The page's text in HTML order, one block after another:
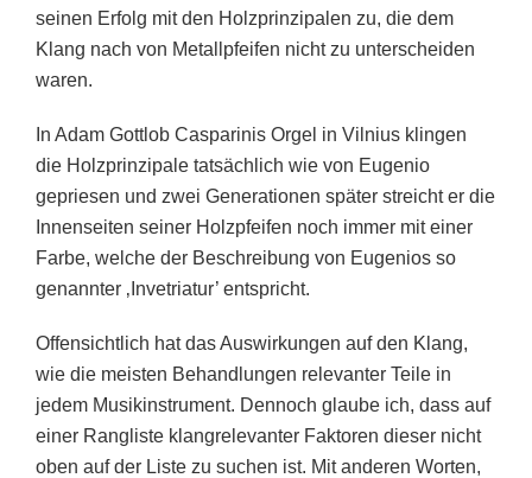
seinen Erfolg mit den Holzprinzipalen zu, die dem
Klang nach von Metallpfeifen nicht zu unterscheiden
waren.
In Adam Gottlob Casparinis Orgel in Vilnius klingen
die Holzprinzipale tatsächlich wie von Eugenio
gepriesen und zwei Generationen später streicht er die
Innenseiten seiner Holzpfeifen noch immer mit einer
Farbe, welche der Beschreibung von Eugenios so
genannter ‚Invetriatur’ entspricht.
Offensichtlich hat das Auswirkungen auf den Klang,
wie die meisten Behandlungen relevanter Teile in
jedem Musikinstrument. Dennoch glaube ich, dass auf
einer Rangliste klangrelevanter Faktoren dieser nicht
oben auf der Liste zu suchen ist. Mit anderen Worten,